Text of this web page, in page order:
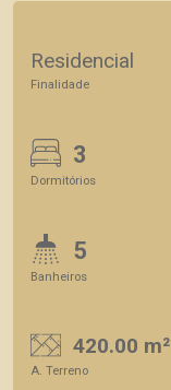
Residencial
Finalidade
3
Dormitórios
5
Banheiros
420.00 m²
A. Terreno